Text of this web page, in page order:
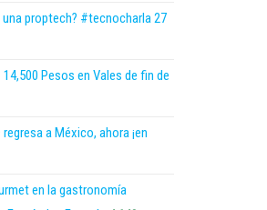
proptech? #tecnocharla 27
Pesos en Vales de fin de
a México, ahora ¡en
en la gastronomía